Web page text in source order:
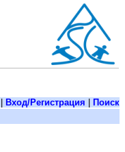
Вход/Регистрация Поиск